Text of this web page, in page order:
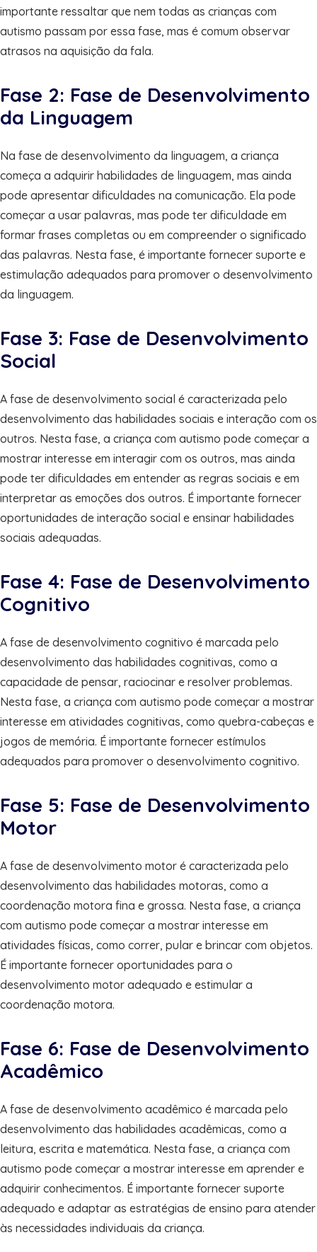
importante ressaltar que nem todas as crianças com
autismo passam por essa fase, mas é comum observar
atrasos na aquisição da fala.
Fase 2: Fase de Desenvolvimento
da Linguagem
Na fase de desenvolvimento da linguagem, a criança
começa a adquirir habilidades de linguagem, mas ainda
pode apresentar dificuldades na comunicação. Ela pode
começar a usar palavras, mas pode ter dificuldade em
formar frases completas ou em compreender o significado
das palavras. Nesta fase, é importante fornecer suporte e
estimulação adequados para promover o desenvolvimento
da linguagem.
Fase 3: Fase de Desenvolvimento
Social
A fase de desenvolvimento social é caracterizada pelo
desenvolvimento das habilidades sociais e interação com os
outros. Nesta fase, a criança com autismo pode começar a
mostrar interesse em interagir com os outros, mas ainda
pode ter dificuldades em entender as regras sociais e em
interpretar as emoções dos outros. É importante fornecer
oportunidades de interação social e ensinar habilidades
sociais adequadas.
Fase 4: Fase de Desenvolvimento
Cognitivo
A fase de desenvolvimento cognitivo é marcada pelo
desenvolvimento das habilidades cognitivas, como a
capacidade de pensar, raciocinar e resolver problemas.
Nesta fase, a criança com autismo pode começar a mostrar
interesse em atividades cognitivas, como quebra-cabeças e
jogos de memória. É importante fornecer estímulos
adequados para promover o desenvolvimento cognitivo.
Fase 5: Fase de Desenvolvimento
Motor
A fase de desenvolvimento motor é caracterizada pelo
desenvolvimento das habilidades motoras, como a
coordenação motora fina e grossa. Nesta fase, a criança
com autismo pode começar a mostrar interesse em
atividades físicas, como correr, pular e brincar com objetos.
É importante fornecer oportunidades para o
desenvolvimento motor adequado e estimular a
coordenação motora.
Fase 6: Fase de Desenvolvimento
Acadêmico
A fase de desenvolvimento acadêmico é marcada pelo
desenvolvimento das habilidades acadêmicas, como a
leitura, escrita e matemática. Nesta fase, a criança com
autismo pode começar a mostrar interesse em aprender e
adquirir conhecimentos. É importante fornecer suporte
adequado e adaptar as estratégias de ensino para atender
às necessidades individuais da criança.